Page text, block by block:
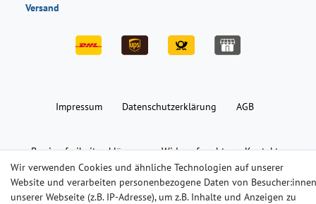
Versand
Impressum Daten­schutz­erklärung AGB
Barrierefreiheitserklärung Widerrufs­recht
Kontakt
Wir verwenden Cookies und ähnliche Technologien auf unserer
Website und verarbeiten personenbezogene Daten von Besucher:innen
unserer Webseite (z.B. IP-Adresse), um z.B. Inhalte und Anzeigen zu
© Copyright 2024-2025 | Alle Rechte vorbehalten.